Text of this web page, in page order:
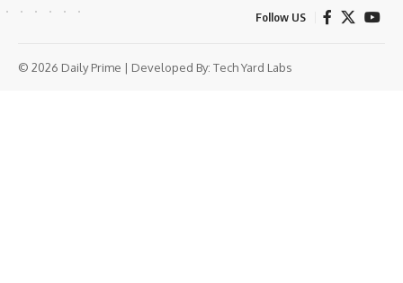
Follow US
© 2026 Daily Prime | Developed By: Tech Yard Labs